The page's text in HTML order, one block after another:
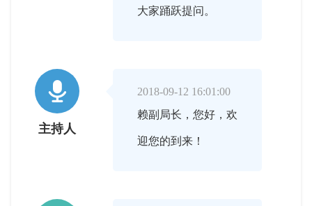
大家踊跃提问。

主持人
2018-09-12 16:01:00
赖副局长，您好，欢
迎您的到来！